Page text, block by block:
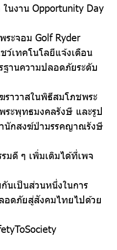
นงาน Opportunity Day
ะจอม Golf Ryder
ว์เทคโนโลยีแจ้งเตือน
ฐานความปลอดภัยระดับ
ราวาสในพิธีสมโภชพระ
ระพุทธมงคลรังษี และรูป
กสงฆ์ป่ามรรคญาณรังษี
มดี ๆ เพิ่มเติมได้ที่เพจ
เป็นส่วนหนึ่งในการ
อดภัยสู่สังคมไทยไปด้วย